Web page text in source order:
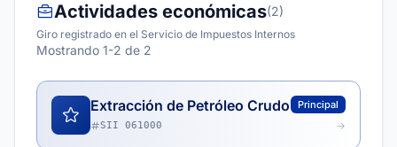
Actividades económicas(2)
Giro registrado en el Servicio de Impuestos Internos
Mostrando 1-2 de 2
Extracción de Petróleo Crudo Principal
SII 061000